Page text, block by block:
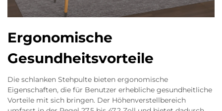
Ergonomische
Gesundheitsvorteile
Die schlanken Stehpulte bieten ergonomische
Eigenschaften, die für Benutzer erhebliche gesundheitliche
Vorteile mit sich bringen. Der Höhenverstellbereich